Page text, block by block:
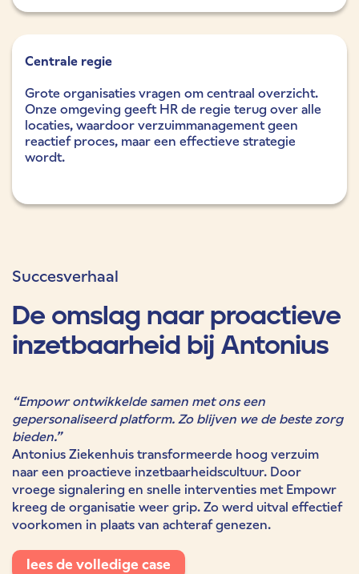
Centrale regie
Grote organisaties vragen om centraal overzicht.
Onze omgeving geeft HR de regie terug over alle
locaties, waardoor verzuimmanagement geen
reactief proces, maar een effectieve strategie
wordt.
Succesverhaal
De omslag naar proactieve
inzetbaarheid bij Antonius
“Empowr ontwikkelde samen met ons een
gepersonaliseerd platform. Zo blijven we de beste zorg
bieden.”
Antonius Ziekenhuis transformeerde hoog verzuim
naar een proactieve inzetbaarheidscultuur. Door
vroege signalering en snelle interventies met Empowr
kreeg de organisatie weer grip. Zo werd uitval effectief
voorkomen in plaats van achteraf genezen.
lees de volledige case